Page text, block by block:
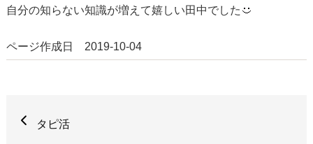
自分の知らない知識が増えて嬉しい田中でした
ページ作成日 2019-10-04
タピ活